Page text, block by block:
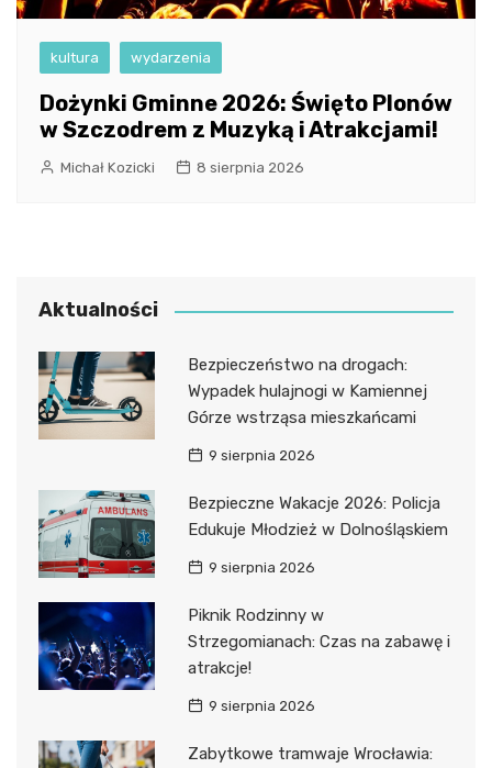
kultura wydarzenia
Dożynki Gminne 2026: Święto Plonów
w Szczodrem z Muzyką i Atrakcjami!
Michał Kozicki 8 sierpnia 2026
Aktualności
Bezpieczeństwo na drogach:
Wypadek hulajnogi w Kamiennej
Górze wstrząsa mieszkańcami
9 sierpnia 2026
Bezpieczne Wakacje 2026: Policja
Edukuje Młodzież w Dolnośląskiem
9 sierpnia 2026
Piknik Rodzinny w
Strzegomianach: Czas na zabawę i
atrakcje!
9 sierpnia 2026
Zabytkowe tramwaje Wrocławia: